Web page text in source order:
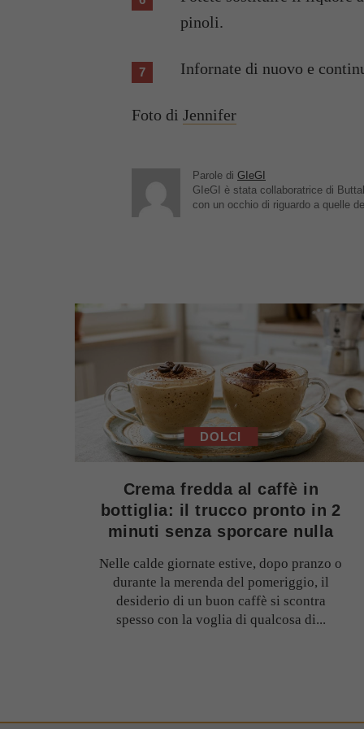
pinoli.
Infornate di nuovo e
Foto di Jennifer
Parole di GIeGI
GIeGI è stata collaboratrice di
con un occhio di riguardo a quelle
DOLCI
Crema fredda al caffè in
bottiglia: il trucco pronto in 2
minuti senza sporcare nulla
Nelle calde giornate estive, dopo pranzo o
durante la merenda del pomeriggio, il
desiderio di un buon caffè si scontra
spesso con la voglia di qualcosa di...